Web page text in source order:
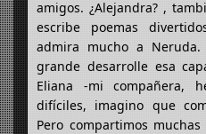
amigos. ¿Alejandra? ,
escribe poemas
admira mucho a Neruda.
grande desarrolle esa
Eliana -mi compañera,
difíciles, imagino que
Pero compartimos